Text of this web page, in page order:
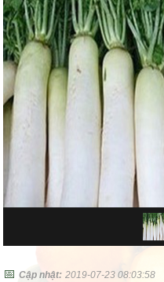
📅Cập nhật: 2019-07-23 08:03:58